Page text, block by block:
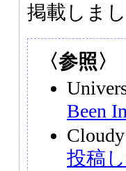
掲載しまし
〈参照〉
Been
投稿